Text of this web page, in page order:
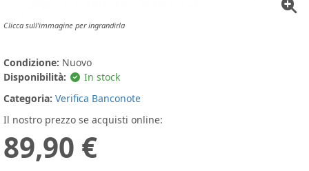
Clicca sull'immagine per ingrandirla
Condizione: Nuovo
Disponibilità:
In stock
Categoria: Verifica Banconote
Il nostro prezzo se acquisti online:
89,90 €